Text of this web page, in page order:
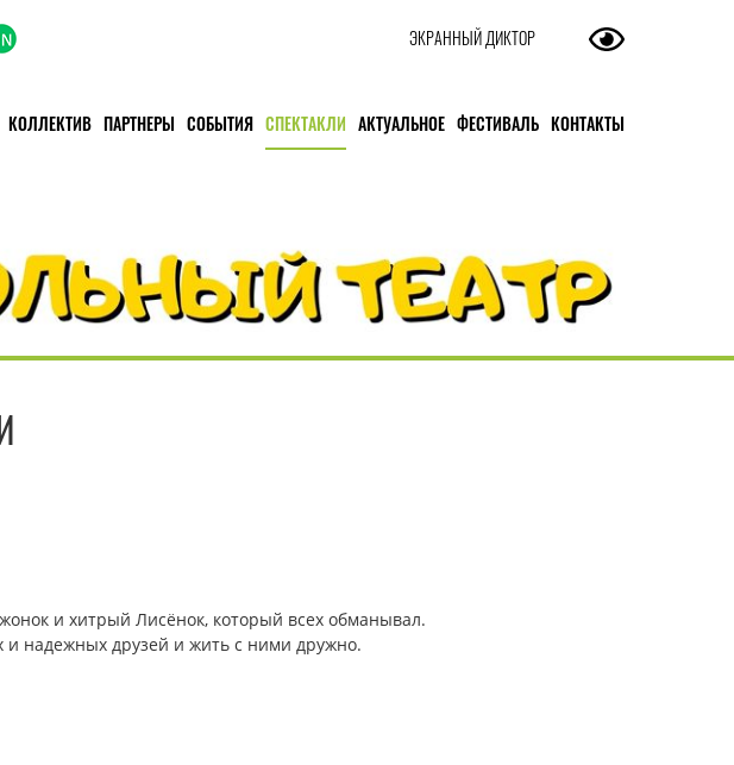
ЭКРАННЫЙ ДИКТОР
КОЛЛЕКТИВ ПАРТНЕРЫ СОБЫТИЯ СПЕКТАКЛИ АКТУАЛЬНОЕ ФЕСТИВАЛЬ КОНТАКТЫ
и хитрый Лисёнок, который всех обманывал.
и надежных друзей и жить с ними дружно.